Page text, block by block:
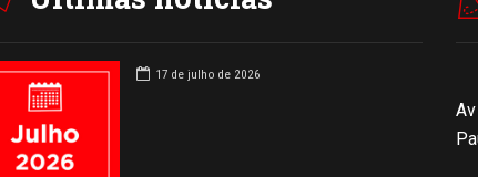
17 de julho de 2026